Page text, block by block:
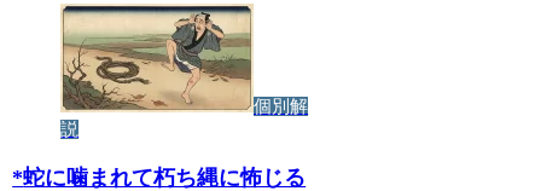
個別解
説
*蛇に噛まれて朽ち縄に怖じる